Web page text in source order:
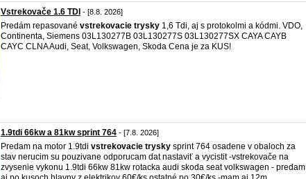
Vstrekovače 1.6 TDI - [8.8. 2026]
Predám repasované vstrekovacie trysky 1,6 Tdi, aj s protokolmi a kódmi. VDO,
Continenta, Siemens 03L130277B 03L130277S 03L130277SX CAYA CAYB
CAYC CLNA Audi, Seat, Volkswagen, Skoda Cena je za KUS!
1.9tdi 66kw a 81kw sprint 764 - [7.8. 2026]
Predam na motor 1.9tdi vstrekovacie trysky sprint 764 osadene v obaloch za
stav nerucim su pouzivane odporucam dat nastaviť a vycistit -vstrekovače na
zvysenie vykonu 1.9tdi 66kw 81kw rotacka audi skoda seat volkswagen - predam